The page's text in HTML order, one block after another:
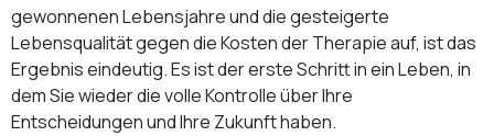
gewonnenen Lebensjahre und die gesteigerte
Lebensqualität gegen die Kosten der Therapie auf, ist das
Ergebnis eindeutig. Es ist der erste Schritt in ein Leben, in
dem Sie wieder die volle Kontrolle über Ihre
Entscheidungen und Ihre Zukunft haben.